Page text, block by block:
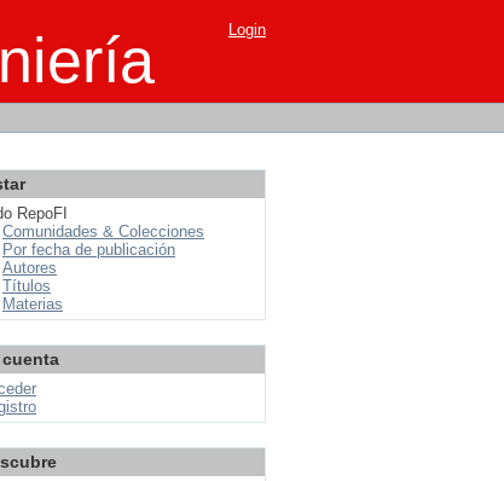
Login
RepoFI
Comunidades & Colecciones
Por fecha de publicación
Autores
Títulos
Materias
cuenta